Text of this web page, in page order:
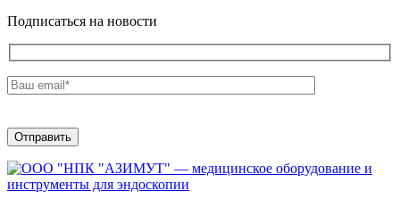
Подписаться на новости